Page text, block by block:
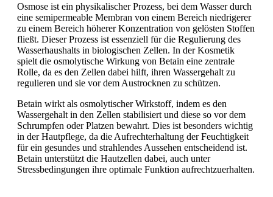
Osmose ist ein physikalischer Prozess, bei dem Wasser durch
eine semipermeable Membran von einem Bereich niedrigerer
zu einem Bereich höherer Konzentration von gelösten Stoffen
fließt. Dieser Prozess ist essenziell für die Regulierung des
Wasserhaushalts in biologischen Zellen. In der Kosmetik
spielt die osmolytische Wirkung von Betain eine zentrale
Rolle, da es den Zellen dabei hilft, ihren Wassergehalt zu
regulieren und sie vor dem Austrocknen zu schützen.
Betain wirkt als osmolytischer Wirkstoff, indem es den
Wassergehalt in den Zellen stabilisiert und diese so vor dem
Schrumpfen oder Platzen bewahrt. Dies ist besonders wichtig
in der Hautpflege, da die Aufrechterhaltung der Feuchtigkeit
für ein gesundes und strahlendes Aussehen entscheidend ist.
Betain unterstützt die Hautzellen dabei, auch unter
Stressbedingungen ihre optimale Funktion aufrechtzuerhalten.